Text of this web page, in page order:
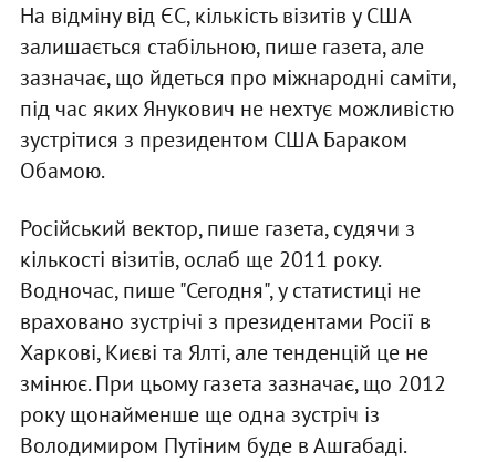
На відміну від ЄС, кількість візитів у США
залишається стабільною, пише газета, але
зазначає, що йдеться про міжнародні саміти,
під час яких Янукович не нехтує можливістю
зустрітися з президентом США Бараком
Обамою.
Російський вектор, пише газета, судячи з
кількості візитів, ослаб ще 2011 року.
Водночас, пише "Сегодня", у статистиці не
враховано зустрічі з президентами Росії в
Харкові, Києві та Ялті, але тенденцій це не
змінює. При цьому газета зазначає, що 2012
року щонайменше ще одна зустріч із
Володимиром Путіним буде в Ашгабаді.